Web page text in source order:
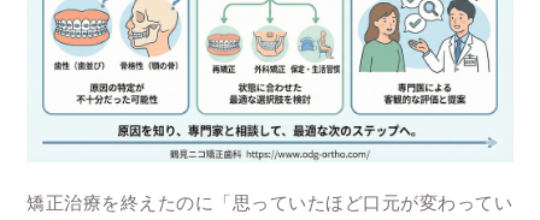
矯正治療を終えたのに「思っていたほど口元が変わってい